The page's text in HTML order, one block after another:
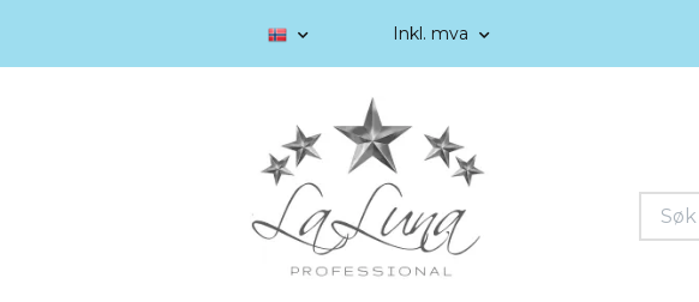
Inkl. mva